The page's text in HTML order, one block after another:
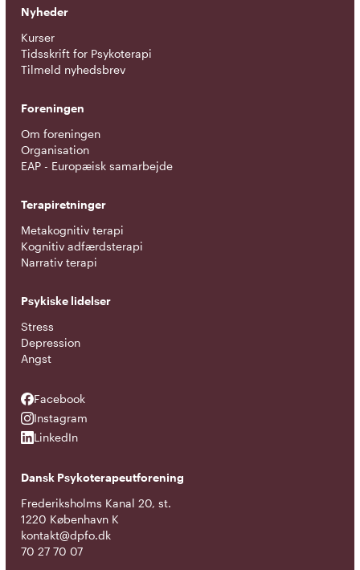
Nyheder
Kurser
Tidsskrift for Psykoterapi
Tilmeld nyhedsbrev
Foreningen
Om foreningen
Organisation
EAP - Europæisk samarbejde
Terapiretninger
Metakognitiv terapi
Kognitiv adfærdsterapi
Narrativ terapi
Psykiske lidelser
Stress
Depression
Angst
Facebook
Facebook
Instagram
Instagram
LinkedIn
LinkedIn
Dansk Psykoterapeutforening
Frederiksholms Kanal 20, st.
1220 København K
kontakt@dpfo.dk
70 27 70 07